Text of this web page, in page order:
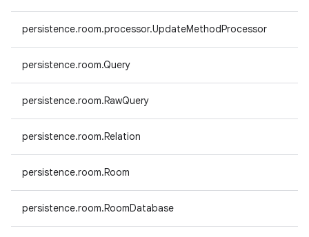
persistence.room.processor.UpdateMethodProcessor
persistence.room.Query
persistence.room.RawQuery
persistence.room.Relation
persistence.room.Room
persistence.room.RoomDatabase